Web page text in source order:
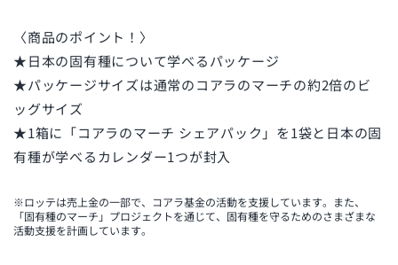
〈商品のポイント！〉
★日本の固有種について学べるパッケージ
★パッケージサイズは通常のコアラのマーチの約2倍のビ
ッグサイズ
★1箱に「コアラのマーチ シェアパック」を1袋と日本の固
有種が学べるカレンダー1つが封入
※ロッテは売上金の一部で、コアラ基金の活動を支援しています。また、
「固有種のマーチ」プロジェクトを通じて、固有種を守るためのさまざまな
活動支援を計画しています。